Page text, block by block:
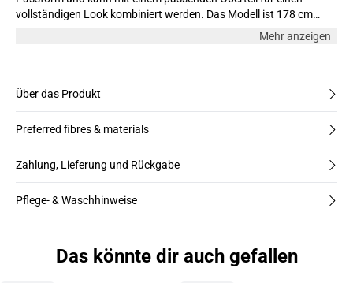
vollständigen Look kombiniert werden. Das Modell ist 178 cm
Mehr anzeigen
Über das Produkt
Preferred fibres & materials
Zahlung, Lieferung und Rückgabe
Pflege- & Waschhinweise
Das könnte dir auch gefallen